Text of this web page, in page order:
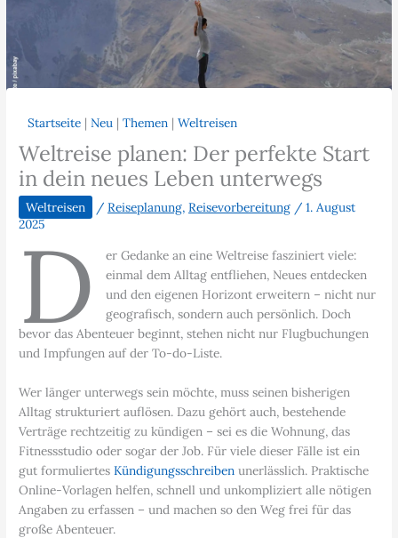
Startseite |Neu |Themen |Weltreisen
Weltreise planen: Der perfekte Start
in dein neues Leben unterwegs
Weltreisen /Reiseplanung,Reisevorbereitung /1. August
2025
D
er Gedanke an eine Weltreise fasziniert viele:
einmal dem Alltag entfliehen, Neues entdecken
und den eigenen Horizont erweitern – nicht nur
geografisch, sondern auch persönlich. Doch
bevor das Abenteuer beginnt, stehen nicht nur Flugbuchungen
und Impfungen auf der To-do-Liste.
Wer länger unterwegs sein möchte, muss seinen bisherigen
Alltag strukturiert auflösen. Dazu gehört auch, bestehende
Verträge rechtzeitig zu kündigen – sei es die Wohnung, das
Fitnessstudio oder sogar der Job. Für viele dieser Fälle ist ein
gut formuliertes Kündigungsschreiben unerlässlich. Praktische
Online-Vorlagen helfen, schnell und unkompliziert alle nötigen
Angaben zu erfassen – und machen so den Weg frei für das
große Abenteuer.